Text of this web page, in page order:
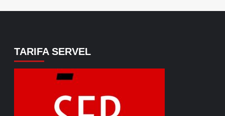
TARIFA SERVEL